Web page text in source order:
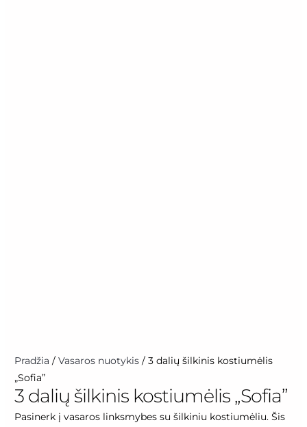
Pradžia /Vasaros nuotykis / 3 dalių šilkinis kostiumėlis
„Sofia”
3 dalių šilkinis kostiumėlis „Sofia”
Pasinerk į vasaros linksmybes su šilkiniu kostiumėliu. Šis